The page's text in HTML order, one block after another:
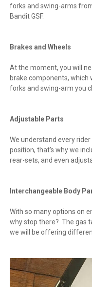
forks and swing-arms
Bandit GSF.
Brakes and Wheels
At the moment, you will
brake components,
forks and swing-arm you
Adjustable Parts
We understand every
position, that's why we
rear-sets, and even
Interchangeable Body
With so many options on
why stop there? The gas
we will be offering